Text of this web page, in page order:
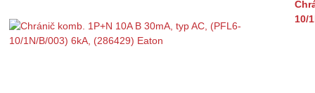
10/